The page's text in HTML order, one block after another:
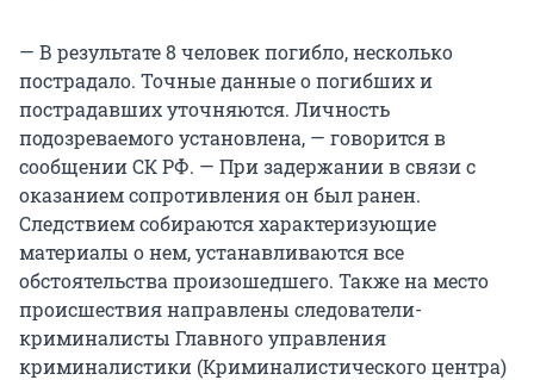
— В результате 8 человек погибло, несколько
пострадало. Точные данные о погибших и
пострадавших уточняются. Личность
подозреваемого установлена, — говорится в
сообщении СК РФ. — При задержании в связи с
оказанием сопротивления он был ранен.
Следствием собираются характеризующие
материалы о нем, устанавливаются все
обстоятельства произошедшего. Также на место
происшествия направлены следователи-
криминалисты Главного управления
криминалистики (Криминалистического центра)